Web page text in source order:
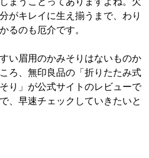
がキレイに生え揃うまで、わり
るのも厄介です。
い眉用のかみそりはないものか
ろ、無印良品の「折りたたみ式
り」が公式サイトのレビューで
、早速チェックしていきたいと